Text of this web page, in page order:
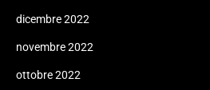
dicembre 2022
novembre 2022
ottobre 2022